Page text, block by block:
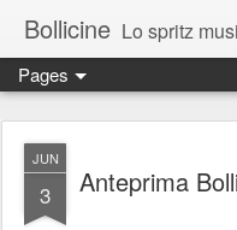
Bollicine Lo spritz musicale di
Pages
JUN
3 Anteprima